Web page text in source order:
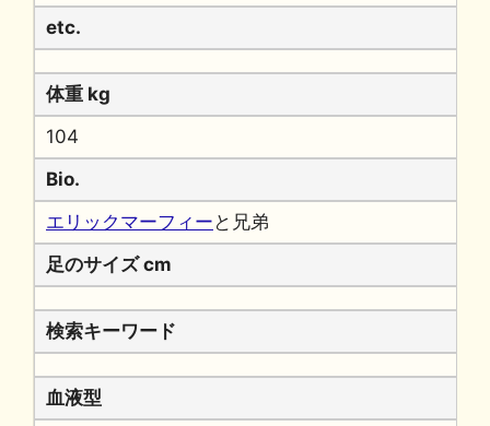
etc.
体重 kg
104
Bio.
エリックマーフィー と兄弟
足のサイズ cm
検索キーワード
血液型